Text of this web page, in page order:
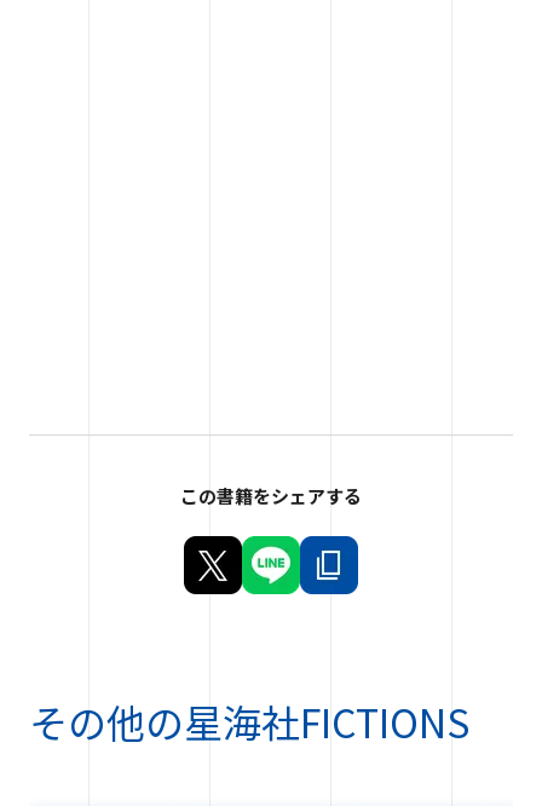
この書籍をシェアする
その他の星海社FICTIONS